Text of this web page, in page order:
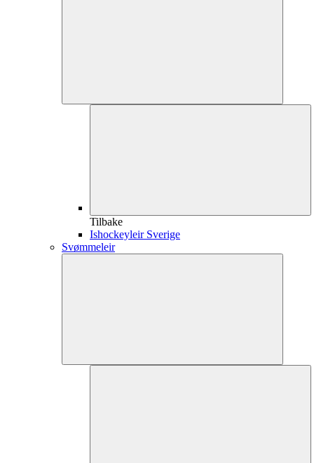
Tilbake
Ishockeyleir Sverige
Svømmeleir